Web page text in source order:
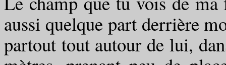
aussi quelque part derrière
partout tout autour de lui,